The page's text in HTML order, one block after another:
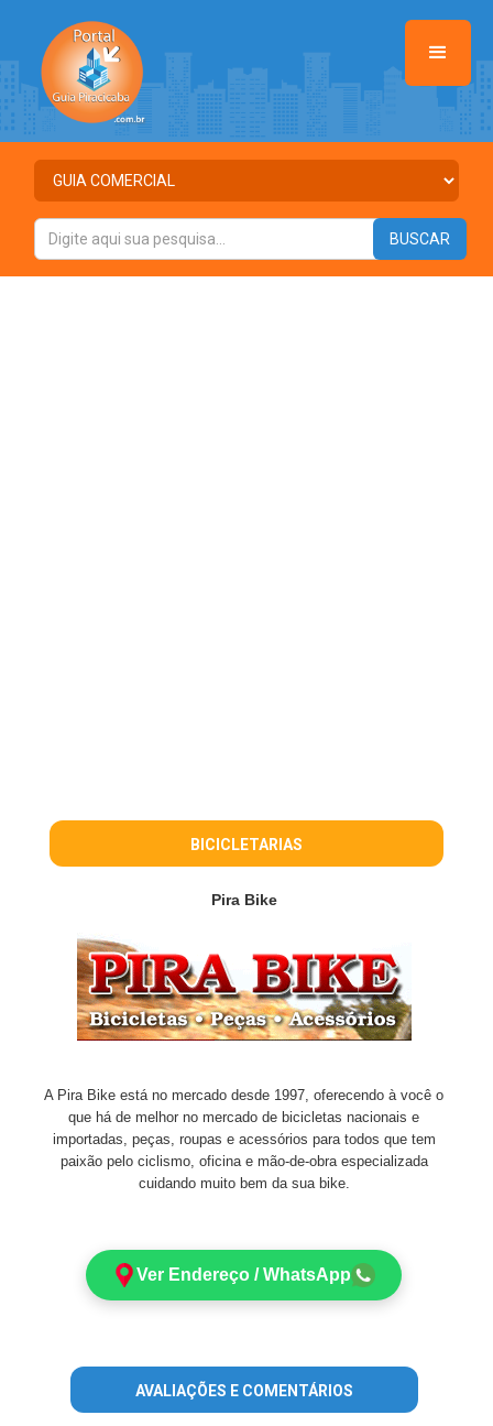
BICICLETARIAS
Pira Bike
A Pira Bike está no mercado desde 1997, oferecendo à você o
que há de melhor no mercado de bicicletas nacionais e
importadas, peças, roupas e acessórios para todos que tem
paixão pelo ciclismo, oficina e mão-de-obra especializada
cuidando muito bem da sua bike.
Ver Endereço / WhatsApp
AVALIAÇÕES E COMENTÁRIOS